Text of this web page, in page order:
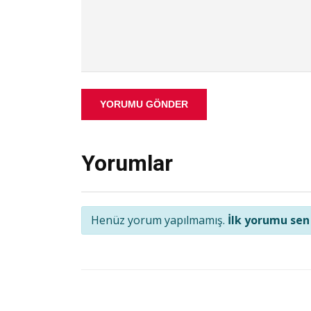
YORUMU GÖNDER
Yorumlar
Henüz yorum yapılmamış. İlk yorumu